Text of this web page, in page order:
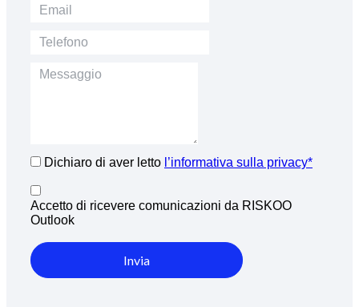
Dichiaro di aver letto l’informativa sulla privacy*
Accetto di ricevere comunicazioni da RISKOO
Outlook
Invia